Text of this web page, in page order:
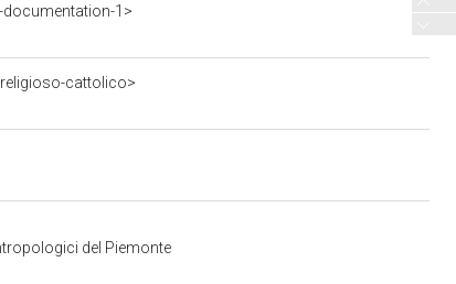
1>
cattolico>
del Piemonte